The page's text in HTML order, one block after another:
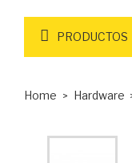
PRODUCTOS
Home Hardware